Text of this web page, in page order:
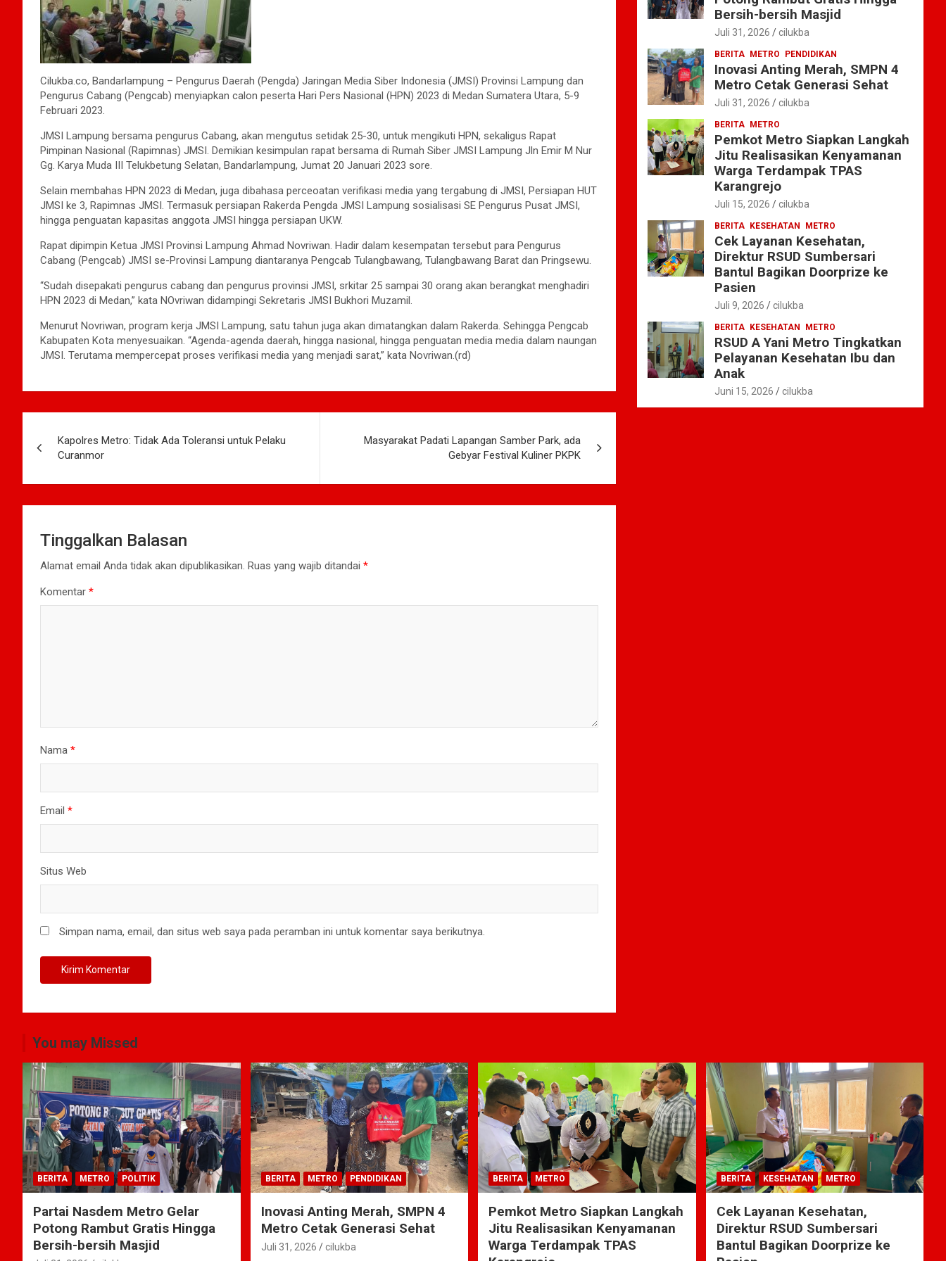
Cilukba.co, Bandarlampung – Pengurus Daerah (Pengda) Jaringan Media Siber Indonesia (JMSI) Provinsi Lampung dan
Pengurus Cabang (Pengcab) menyiapkan calon peserta Hari Pers Nasional (HPN) 2023 di Medan Sumatera Utara, 5-9
Februari 2023.
JMSI Lampung bersama pengurus Cabang, akan mengutus setidak 25-30, untuk mengikuti HPN, sekaligus Rapat
Pimpinan Nasional (Rapimnas) JMSI. Demikian kesimpulan rapat bersama di Rumah Siber JMSI Lampung Jln Emir M Nur
Gg. Karya Muda III Telukbetung Selatan, Bandarlampung, Jumat 20 Januari 2023 sore.
Selain membahas HPN 2023 di Medan, juga dibahasa perceoatan verifikasi media yang tergabung di JMSI, Persiapan HUT
JMSI ke 3, Rapimnas JMSI. Termasuk persiapan Rakerda Pengda JMSI Lampung sosialisasi SE Pengurus Pusat JMSI,
hingga penguatan kapasitas anggota JMSI hingga persiapan UKW.
Rapat dipimpin Ketua JMSI Provinsi Lampung Ahmad Novriwan. Hadir dalam kesempatan tersebut para Pengurus
Cabang (Pengcab) JMSI se-Provinsi Lampung diantaranya Pengcab Tulangbawang, Tulangbawang Barat dan Pringsewu.
“Sudah disepakati pengurus cabang dan pengurus provinsi JMSI, srkitar 25 sampai 30 orang akan berangkat menghadiri
HPN 2023 di Medan,” kata NOvriwan didampingi Sekretaris JMSI Bukhori Muzamil.
Menurut Novriwan, program kerja JMSI Lampung, satu tahun juga akan dimatangkan dalam Rakerda. Sehingga Pengcab
Kabupaten Kota menyesuaikan. “Agenda-agenda daerah, hingga nasional, hingga penguatan media media dalam naungan
JMSI. Terutama mempercepat proses verifikasi media yang menjadi sarat,” kata Novriwan.(rd)
pos
Kapolres Metro: Tidak Ada Toleransi untuk Pelaku
Curanmor
Masyarakat Padati Lapangan Samber Park, ada
Gebyar Festival Kuliner PKPK
Tinggalkan Balasan
Alamat email Anda tidak akan dipublikasikan. Ruas yang wajib ditandai *
Komentar *
Nama *
Email *
Situs Web
Simpan nama, email, dan situs web saya pada peramban ini untuk komentar saya berikutnya.
Bersih-bersih Masjid
Juli 31, 2026 cilukba
BERITA METRO PENDIDIKAN
Inovasi Anting Merah, SMPN 4
Metro Cetak Generasi Sehat
Juli 31, 2026 cilukba
BERITA METRO
Pemkot Metro Siapkan Langkah
Jitu Realisasikan Kenyamanan
Warga Terdampak TPAS
Karangrejo
Juli 15, 2026 cilukba
BERITA KESEHATAN METRO
Cek Layanan Kesehatan,
Direktur RSUD Sumbersari
Bantul Bagikan Doorprize ke
Pasien
Juli 9, 2026 cilukba
BERITA KESEHATAN METRO
RSUD A Yani Metro Tingkatkan
Pelayanan Kesehatan Ibu dan
Anak
Juni 15, 2026 cilukba
You may Missed
BERITA METRO POLITIK
Partai Nasdem Metro Gelar
Potong Rambut Gratis Hingga
Bersih-bersih Masjid
BERITA METRO PENDIDIKAN
Inovasi Anting Merah, SMPN 4
Metro Cetak Generasi Sehat
Juli 31, 2026 cilukba
BERITA METRO
Pemkot Metro Siapkan Langkah
Jitu Realisasikan Kenyamanan
Warga Terdampak TPAS
BERITA KESEHATAN METRO
Cek Layanan Kesehatan,
Direktur RSUD Sumbersari
Bantul Bagikan Doorprize ke